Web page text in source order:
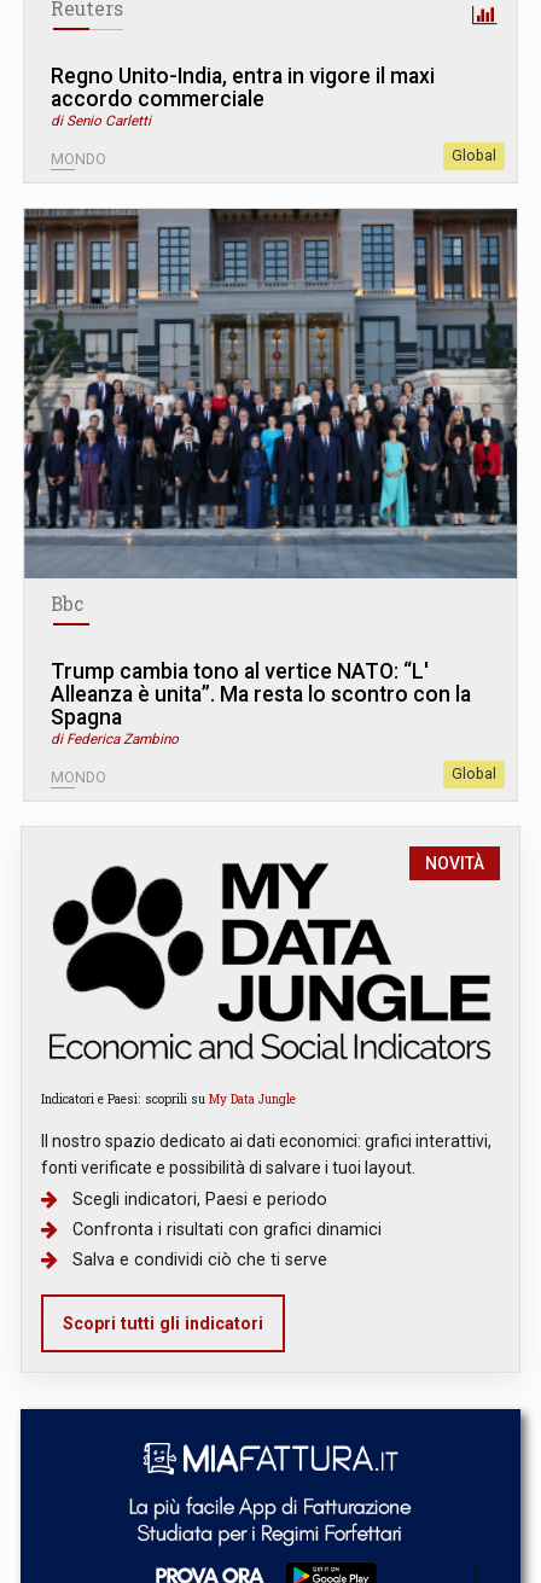
Reuters
Regno Unito-India, entra in vigore il maxi
accordo commerciale
di Senio Carletti
MONDO Global
Bbc
Trump cambia tono al vertice NATO: “L'
Alleanza è unita”. Ma resta lo scontro con la
Spagna
di Federica Zambino
MONDO Global
NOVITÀ
Indicatori e Paesi: scoprili su My Data Jungle
Il nostro spazio dedicato ai dati economici: grafici interattivi,
fonti verificate e possibilità di salvare i tuoi layout.
Scegli indicatori, Paesi e periodo
Confronta i risultati con grafici dinamici
Salva e condividi ciò che ti serve
Scopri tutti gli indicatori